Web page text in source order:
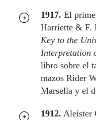
1917. El
Harriette & F.
Key to the
Interpretation
libro sobre el
mazos Rider
Marsella y el
1912. Aleister